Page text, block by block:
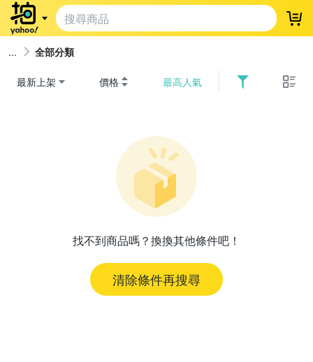
登
全部分類
最新上架 價格 最高人氣
找不到商品嗎？換換其他條件吧！
清除條件再搜尋